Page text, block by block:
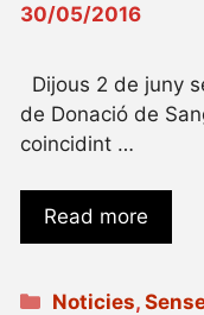
30/05/2016
Dijous 2 de juny
de Donació de
coincidint …
Read more
Categories
Noticies,